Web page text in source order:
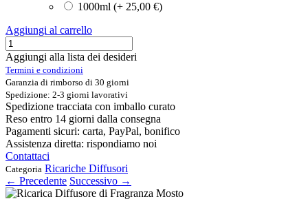
1000ml (+ 25,00 €)
Aggiungi al carrello
Aggiungi alla lista dei desideri
Termini e condizioni
Garanzia di rimborso di 30 giorni
Spedizione: 2-3 giorni lavorativi
Spedizione tracciata con imballo curato
Reso entro 14 giorni dalla consegna
Pagamenti sicuri: carta, PayPal, bonifico
Assistenza diretta: rispondiamo noi
Contattaci
Categoria Ricariche Diffusori
← Precedente Successivo →